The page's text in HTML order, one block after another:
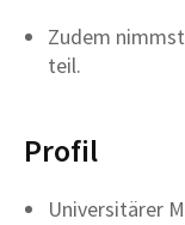
Zudem
teil.
Profil
Universitärer